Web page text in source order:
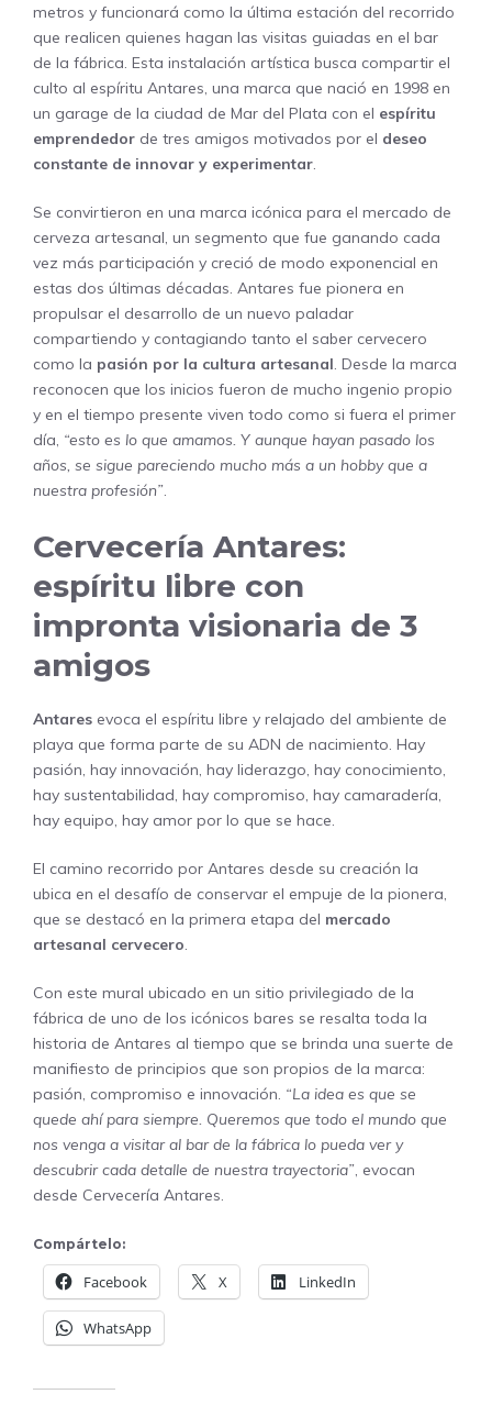
metros y funcionará como la última estación del recorrido
que realicen quienes hagan las visitas guiadas en el bar
de la fábrica. Esta instalación artística busca compartir el
culto al espíritu Antares, una marca que nació en 1998 en
un garage de la ciudad de Mar del Plata con el espíritu
emprendedor de tres amigos motivados por el deseo
constante de innovar y experimentar.
Se convirtieron en una marca icónica para el mercado de
cerveza artesanal, un segmento que fue ganando cada
vez más participación y creció de modo exponencial en
estas dos últimas décadas. Antares fue pionera en
propulsar el desarrollo de un nuevo paladar
compartiendo y contagiando tanto el saber cervecero
como la pasión por la cultura artesanal. Desde la marca
reconocen que los inicios fueron de mucho ingenio propio
y en el tiempo presente viven todo como si fuera el primer
día, “esto es lo que amamos. Y aunque hayan pasado los
años, se sigue pareciendo mucho más a un hobby que a
nuestra profesión”.
Cervecería Antares:
espíritu libre con
impronta visionaria de 3
amigos
Antares evoca el espíritu libre y relajado del ambiente de
playa que forma parte de su ADN de nacimiento. Hay
pasión, hay innovación, hay liderazgo, hay conocimiento,
hay sustentabilidad, hay compromiso, hay camaradería,
hay equipo, hay amor por lo que se hace.
El camino recorrido por Antares desde su creación la
ubica en el desafío de conservar el empuje de la pionera,
que se destacó en la primera etapa del mercado
artesanal cervecero.
Con este mural ubicado en un sitio privilegiado de la
fábrica de uno de los icónicos bares se resalta toda la
historia de Antares al tiempo que se brinda una suerte de
manifiesto de principios que son propios de la marca:
pasión, compromiso e innovación. “La idea es que se
quede ahí para siempre. Queremos que todo el mundo que
nos venga a visitar al bar de la fábrica lo pueda ver y
descubrir cada detalle de nuestra trayectoria”, evocan
desde Cervecería Antares.
Compártelo:
Facebook X LinkedIn
WhatsApp